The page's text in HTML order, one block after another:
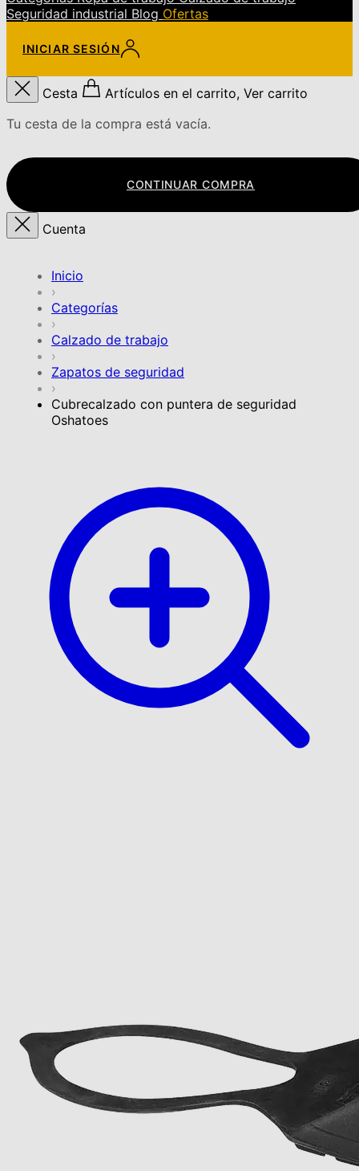
Seguridad industrial Blog Ofertas
INICIAR SESIÓN
Cesta
Artículos en el carrito, Ver carrito
Tu cesta de la compra está vacía.
CONTINUAR COMPRA
Cuenta
Inicio
›
Categorías
›
Calzado de trabajo
›
Zapatos de seguridad
›
Cubrecalzado con puntera de seguridad
Oshatoes